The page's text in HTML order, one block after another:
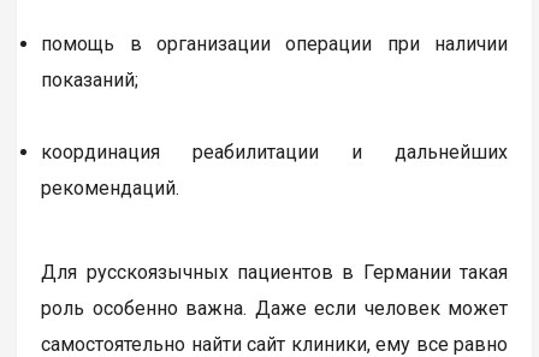
помощь в организации операции при наличии
показаний;
координация реабилитации и дальнейших
рекомендаций.
Для русскоязычных пациентов в Германии такая
роль особенно важна. Даже если человек может
самостоятельно найти сайт клиники, ему все равно